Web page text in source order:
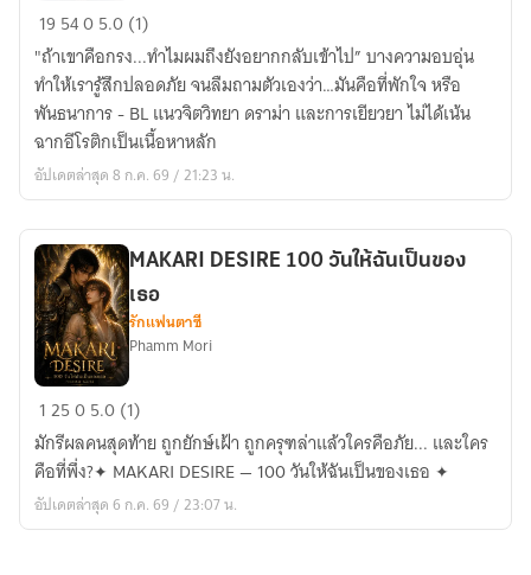
Don’t
Leave
Me
in
the
Rain
19 5405.0 (1)
"ถ้าเขาคือกรง...ทำไมผมถึงยังอยากกลับเข้าไป” บางความอบอุ่น
ทำให้เรารู้สึกปลอดภัย จนลืมถามตัวเองว่า…มันคือที่พักใจ หรือ
พันธนาการ - BL แนวจิตวิทยา ดราม่า และการเยียวยา ไม่ได้เน้น
ฉากอีโรติกเป็นเนื้อหาหลัก
อัปเดตล่าสุด 8 ก.ค. 69 / 21:23 น.
MAKARI
DESIRE
100
วัน
ให้
MAKARI DESIRE 100 วันให้ฉันเป็นของ
เธอ
รักแฟนตาซี
Phamm Mori
12505.0 (1)
มักรีผลคนสุดท้าย ถูกยักษ์เฝ้า ถูกครุฑล่าแล้วใครคือภัย... และใคร
คือที่พึ่ง?✦ MAKARI DESIRE — 100 วันให้ฉันเป็นของเธอ ✦
อัปเดตล่าสุด 6 ก.ค. 69 / 23:07 น.